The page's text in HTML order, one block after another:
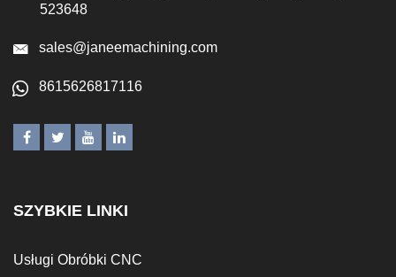
523648
sales@janeemachining.com
8615626817116
SZYBKIE LINKI
Usługi Obróbki CNC